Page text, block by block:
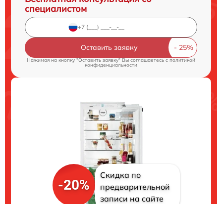
специалистом
Оставить заявку
Нажимая на кнопку "Оставить заявку" Вы соглашаетесь cполитикой
конфиденциальности
-20%
Скидка по
предварительной
записи на сайте